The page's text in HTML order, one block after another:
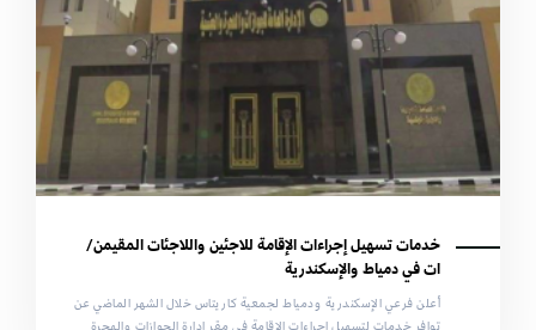
خدمات تسهيل إجراءات الإقامة للاجئين واللاجئات المقيمن/
ات في دمياط والإسكندرية
أعلن فرعي الإسكندرية ودمياط لجمعية كاريتاس خلال الشهر الماضي عن
توافر خدمات لتسهيل إجراءات الإقامة في مقر إدارة الجوازات والهجرة